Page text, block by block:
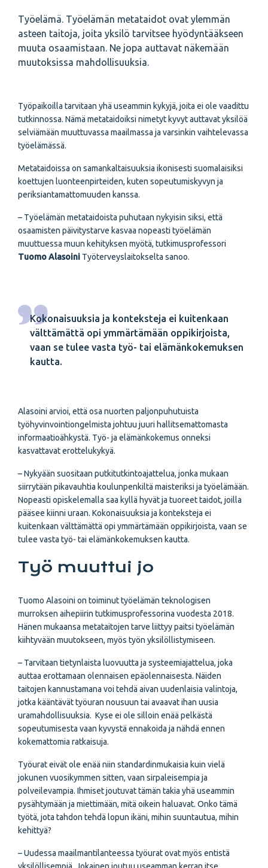
Työelämä. Työelämän metataidot ovat ylemmän
asteen taitoja, joita yksilö tarvitsee hyödyntääkseen
muuta osaamistaan. Ne jopa auttavat näkemään
muutoksissa mahdollisuuksia.
Työpaikoilla tarvitaan yhä useammin kykyjä, joita ei ole vaadittu
tutkinnossa. Nämä metataidoiksi nimetyt kyvyt auttavat yksilöä
selviämään muuttuvassa maailmassa ja varsinkin vaihtelevassa
työelämässä.
Metataidoissa on samankaltaisuuksia ikonisesti suomalaisiksi
koettujen luonteenpirteiden, kuten sopeutumiskyvyn ja
periksiantamattomuuden kanssa.
– Työelämän metataidoista puhutaan nykyisin siksi, että
osaamisten päivitystarve kasvaa nopeasti työelämän
muuttuessa muun kehityksen myötä, tutkimusprofessori
Tuomo Alasoini Työterveyslaitokselta sanoo.
Kokonaisuuksia ja konteksteja ei kuitenkaan
välttämättä opi ymmärtämään oppikirjoista,
vaan se tulee vasta työ- tai elämänkokemuksen
kautta.
Alasoini arvioi, että osa nuorten paljonpuhutuista
työhyvinvointiongelmista johtuu juuri hallitsemattomasta
informaatioähkystä. Työ- ja elämänkokemus onneksi
kasvattavat erottelukykyä.
– Nykyään suositaan putkitutkintoajattelua, jonka mukaan
siirrytään pikavauhtia koulunpenkiltä maisteriksi ja työelämään.
Nopeasti opiskelemalla saa kyllä hyvät ja tuoreet taidot, joilla
pääsee kiinni uraan. Kokonaisuuksia ja konteksteja ei
kuitenkaan välttämättä opi ymmärtämään oppikirjoista, vaan se
tulee vasta työ- tai elämänkokemuksen kautta.
Työ muuttui jo
Tuomo Alasoini on toiminut työelämän teknologisen
murroksen aihepiirin tutkimusprofessorina vuodesta 2018.
Hänen mukaansa metataitojen tarve liittyy paitsi työelämän
kiihtyvään muutokseen, myös työn yksilöllistymiseen.
– Tarvitaan tietynlaista luovuutta ja systeemiajattelua, joka
auttaa erottamaan olennaisen epäolennaisesta. Näiden
taitojen kannustamana voi tehdä aivan uudenlaisia valintoja,
jotka kääntävät työuran nousuun tai avaavat ihan uusia
uramahdollisuuksia. Kyse ei ole silloin enää pelkästä
sopeutumisesta vaan kyvystä ennakoida ja nähdä ennen
kokemattomia ratkaisuja.
Työurat eivät ole enää niin standardinmukaisia kuin vielä
jokunen vuosikymmen sitten, vaan sirpaleisempia ja
polveilevampia. Ihmiset joutuvat tämän takia yhä useammin
pysähtymään ja miettimään, mitä oikein haluavat. Onko tämä
työtä, jota tahdon tehdä lopun ikäni, mihin suuntautua, mihin
kehittyä?
– Uudessa maailmantilanteessa työurat ovat myös entistä